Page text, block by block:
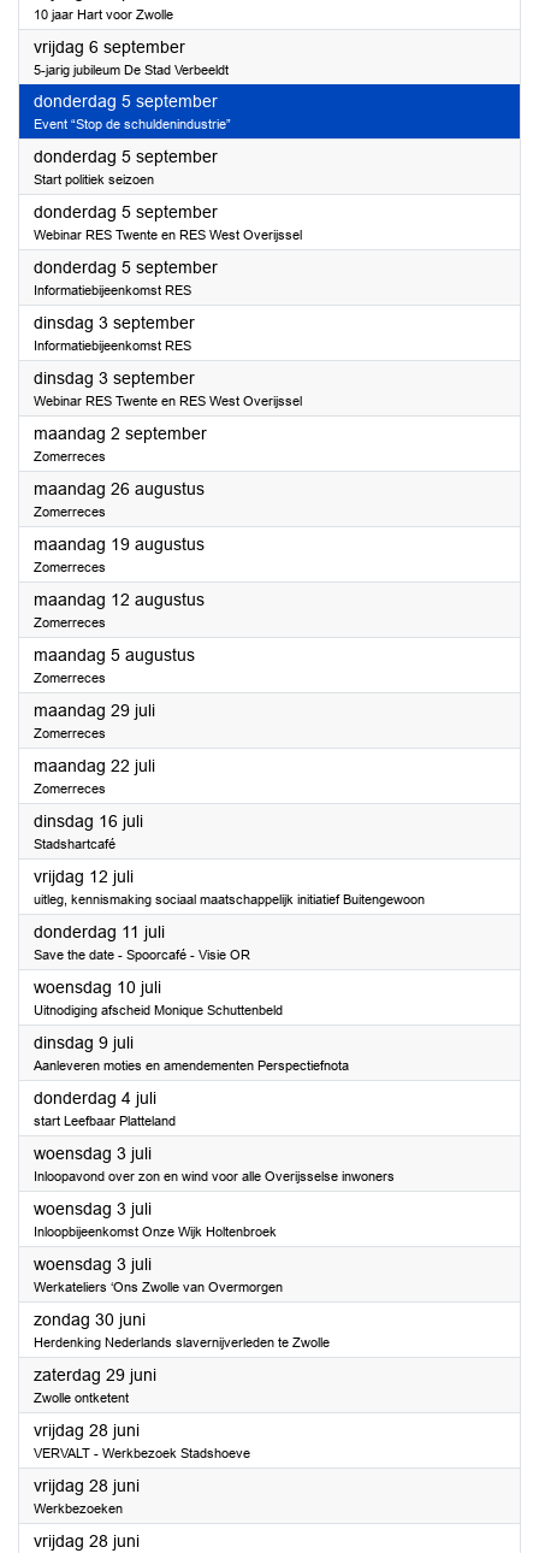
10 jaar Hart voor Zwolle
vrijdag 6 september2024
5-jarig jubileum De Stad Verbeeldt
donderdag 5 september2024
Event “Stop de schuldenindustrie”
donderdag 5 september2024
Start politiek seizoen
donderdag 5 september2024
Webinar RES Twente en RES West Overijssel
donderdag 5 september2024
Informatiebijeenkomst RES
dinsdag 3 september2024
Informatiebijeenkomst RES
dinsdag 3 september2024
Webinar RES Twente en RES West Overijssel
maandag 2 september2024
Zomerreces
maandag 26 augustus2024
Zomerreces
maandag 19 augustus2024
Zomerreces
maandag 12 augustus2024
Zomerreces
maandag 5 augustus2024
Zomerreces
maandag 29 juli2024
Zomerreces
maandag 22 juli2024
Zomerreces
dinsdag 16 juli2024
Stadshartcafé
vrijdag 12 juli2024
uitleg, kennismaking sociaal maatschappelijk initiatief Buitengewoon
donderdag 11 juli2024
Save the date - Spoorcafé - Visie OR
woensdag 10 juli2024
Uitnodiging afscheid Monique Schuttenbeld
dinsdag 9 juli2024
Aanleveren moties en amendementen Perspectiefnota
donderdag 4 juli2024
start Leefbaar Platteland
woensdag 3 juli2024
Inloopavond over zon en wind voor alle Overijsselse inwoners
woensdag 3 juli2024
Inloopbijeenkomst Onze Wijk Holtenbroek
woensdag 3 juli2024
Werkateliers ‘Ons Zwolle van Overmorgen
zondag 30 juni2024
Herdenking Nederlands slavernijverleden te Zwolle
zaterdag 29 juni2024
Zwolle ontketent
vrijdag 28 juni2024
VERVALT - Werkbezoek Stadshoeve
vrijdag 28 juni2024
Werkbezoeken
vrijdag 28 juni2024